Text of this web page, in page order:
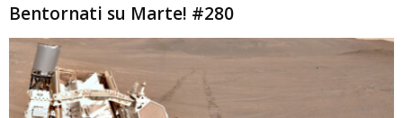
Bentornati su Marte! #280